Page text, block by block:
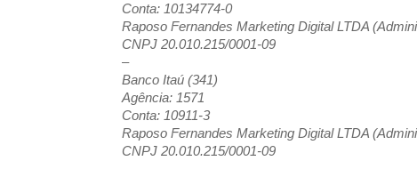
Conta: 10134774-0
Raposo Fernandes Marketing Digital LTDA
CNPJ 20.010.215/0001-09
–
Banco Itaú (341)
Agência: 1571
Conta: 10911-3
Raposo Fernandes Marketing Digital LTDA
CNPJ 20.010.215/0001-09